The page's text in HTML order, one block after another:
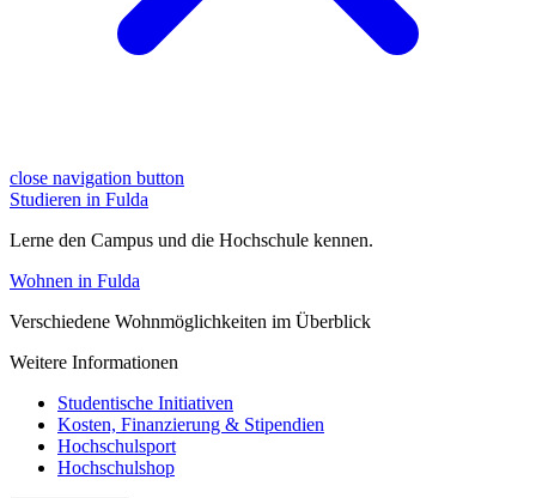
close navigation button
Studieren in Fulda
Lerne den Campus und die Hochschule kennen.
Wohnen in Fulda
Verschiedene Wohnmöglichkeiten im Überblick
Weitere Informationen
Studentische Initiativen
Kosten, Finanzierung & Stipendien
Hochschulsport
Hochschulshop